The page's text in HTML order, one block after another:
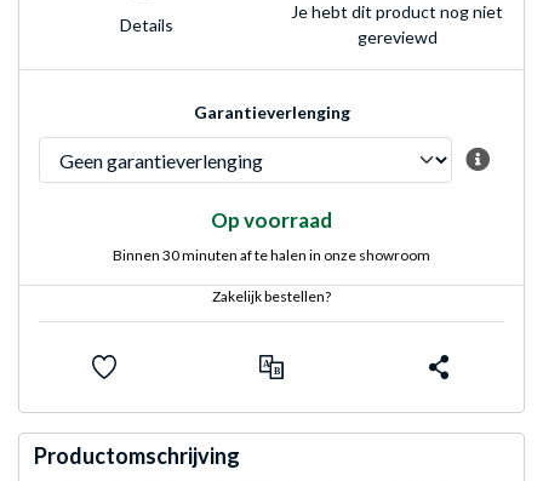
Details
Je hebt dit product nog niet
gereviewd
Garantieverlenging
Op voorraad
Binnen 30 minuten af te halen in onze showroom
Zakelijk bestellen?
Productomschrijving